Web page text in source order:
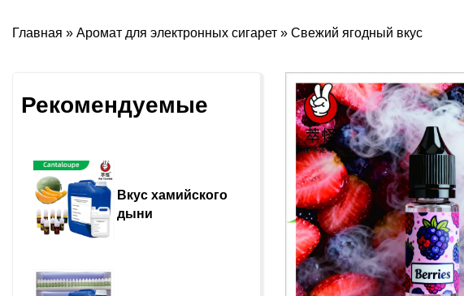
Главная » Аромат для электронных сигарет » Свежий ягодный вкус
Рекомендуемые
Вкус хамийского
дыни